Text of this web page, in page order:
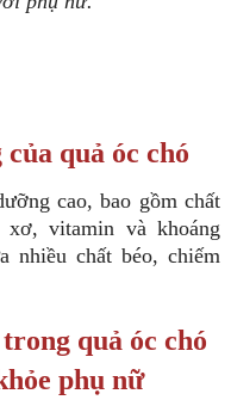
quả óc chó
cao, bao gồm chất
xơ, vitamin và khoáng
nhiều chất béo, chiếm
quả óc chó
phụ nữ